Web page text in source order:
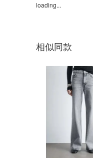
loading...
相似同款